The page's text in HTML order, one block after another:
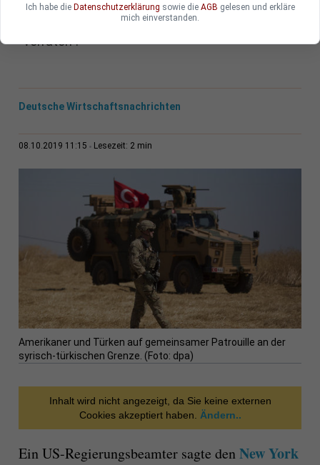
ihre Truppen zurück. Die Kurden-Milizen der SDF
und YPG sagen, die Amerikaner hätten sie
“verraten”.
Deutsche Wirtschaftsnachrichten
08.10.2019 11:15 Lesezeit: 2 min
Amerikaner und Türken auf gemeinsamer Patrouille an der
syrisch-türkischen Grenze. (Foto: dpa)
Inhalt wird nicht angezeigt, da Sie keine externen
Cookies akzeptiert haben.
Ändern..
Ein US-Regierungsbeamter sagte denNew York
Ich habe die Datenschutzerklärung sowie die AGB gelesen und erkläre
mich einverstanden.